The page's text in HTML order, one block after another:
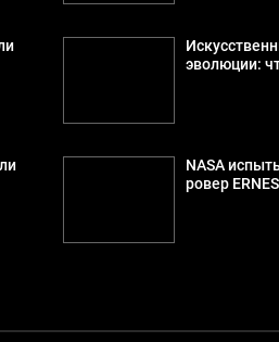
эволюции:
NASA
ровер